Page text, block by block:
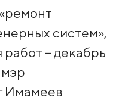
систем»,
– декабрь
мэр
Имамеев